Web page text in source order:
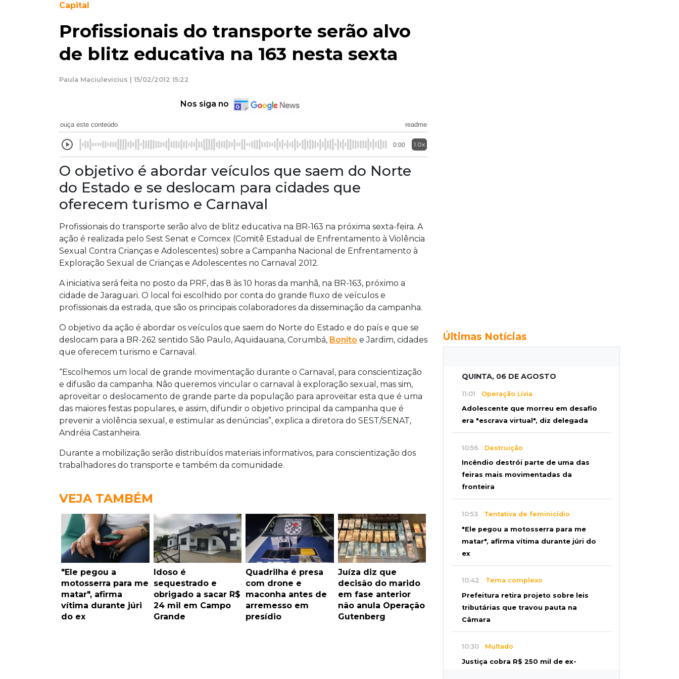
Capital
Profissionais do transporte serão alvo
de blitz educativa na 163 nesta sexta
Paula Maciulevicius | 15/02/2012 15:22
Nos siga no
ouça este conteúdo readme
0:00 1.0x
O objetivo é abordar veículos que saem do Norte
do Estado e se deslocam para cidades que
oferecem turismo e Carnaval
Profissionais do transporte serão alvo de blitz educativa na BR-163 na próxima sexta-feira. A
ação é realizada pelo Sest Senat e Comcex (Comitê Estadual de Enfrentamento à Violência
Sexual Contra Crianças e Adolescentes) sobre a Campanha Nacional de Enfrentamento à
Exploração Sexual de Crianças e Adolescentes no Carnaval 2012.
A iniciativa será feita no posto da PRF, das 8 às 10 horas da manhã, na BR-163, próximo a
cidade de Jaraguari. O local foi escolhido por conta do grande fluxo de veículos e
profissionais da estrada, que são os principais colaboradores da disseminação da campanha.
O objetivo da ação é abordar os veículos que saem do Norte do Estado e do país e que se
deslocam para a BR-262 sentido São Paulo, Aquidauana, Corumbá, Bonito e Jardim, cidades
que oferecem turismo e Carnaval.
“Escolhemos um local de grande movimentação durante o Carnaval, para conscientização
e difusão da campanha. Não queremos vincular o carnaval à exploração sexual, mas sim,
aproveitar o deslocamento de grande parte da população para aproveitar esta que é uma
das maiores festas populares, e assim, difundir o objetivo principal da campanha que é
prevenir a violência sexual, e estimular as denúncias”, explica a diretora do SEST/SENAT,
Andréia Castanheira.
Durante a mobilização serão distribuídos materiais informativos, para conscientização dos
trabalhadores do transporte e também da comunidade.
VEJA TAMBÉM
"Ele pegou a
motosserra para me
matar", afirma
vítima durante júri
do ex
Idoso é
sequestrado e
obrigado a sacar R$
24 mil em Campo
Grande
Quadrilha é presa
com drone e
maconha antes de
arremesso em
presídio
Juíza diz que
decisão do marido
em fase anterior
não anula Operação
Gutenberg
Últimas Notícias
QUINTA, 06 DE AGOSTO
11:01 Operação Lívia
Adolescente que morreu em desafio
era "escrava virtual", diz delegada
10:56 Destruição
Incêndio destrói parte de uma das
feiras mais movimentadas da
fronteira
10:53 Tentativa de feminicídio
"Ele pegou a motosserra para me
matar", afirma vítima durante júri do
ex
10:42 Tema complexo
Prefeitura retira projeto sobre leis
tributárias que travou pauta na
Câmara
10:30 Multado
Justiça cobra R$ 250 mil de ex-